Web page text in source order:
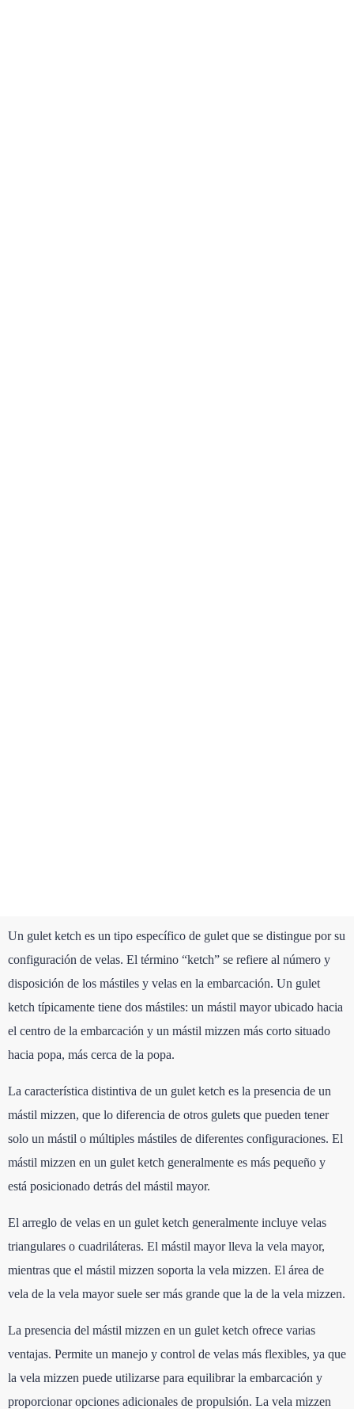
Un gulet ketch es un tipo específico de gulet que se distingue por su
configuración de velas. El término “ketch” se refiere al número y
disposición de los mástiles y velas en la embarcación. Un gulet
ketch típicamente tiene dos mástiles: un mástil mayor ubicado hacia
el centro de la embarcación y un mástil mizzen más corto situado
hacia popa, más cerca de la popa.
La característica distintiva de un gulet ketch es la presencia de un
mástil mizzen, que lo diferencia de otros gulets que pueden tener
solo un mástil o múltiples mástiles de diferentes configuraciones. El
mástil mizzen en un gulet ketch generalmente es más pequeño y
está posicionado detrás del mástil mayor.
El arreglo de velas en un gulet ketch generalmente incluye velas
triangulares o cuadriláteras. El mástil mayor lleva la vela mayor,
mientras que el mástil mizzen soporta la vela mizzen. El área de
vela de la vela mayor suele ser más grande que la de la vela mizzen.
La presencia del mástil mizzen en un gulet ketch ofrece varias
ventajas. Permite un manejo y control de velas más flexibles, ya que
la vela mizzen puede utilizarse para equilibrar la embarcación y
proporcionar opciones adicionales de propulsión. La vela mizzen